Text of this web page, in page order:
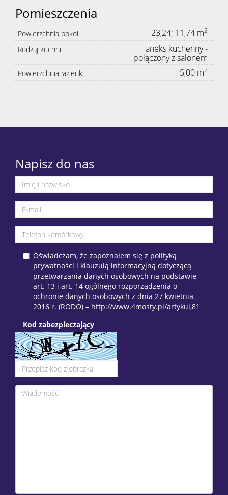
Pomieszczenia
Powierzchnia pokoi 23,24; 11,74 m2
Rodzaj kuchni
aneks kuchenny -
połączony z salonem
Powierzchnia łazienki 5,00 m2
Napisz do nas
Oświadczam, że zapoznałem się z polityką
prywatności i klauzulą informacyjną dotyczącą
przetwarzania danych osobowych na podstawie
art. 13 i art. 14 ogólnego rozporządzenia o
ochronie danych osobowych z dnia 27 kwietnia
2016 r. (RODO) – http://www.4mosty.pl/artykul,81
Kod zabezpieczający